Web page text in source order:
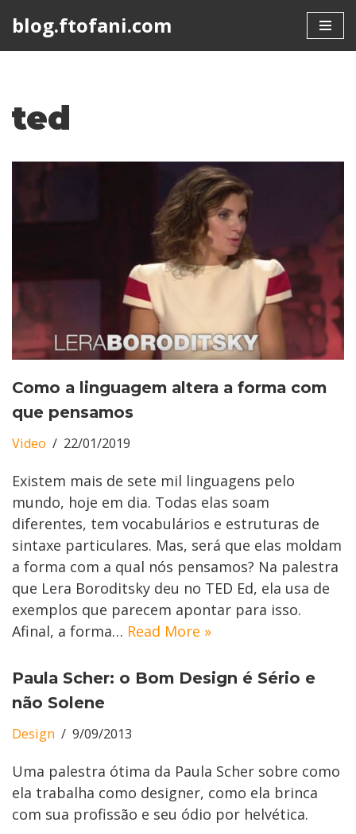
blog.ftofani.com
ted
Como a linguagem altera a forma com
que pensamos
Video 22/01/2019
Existem mais de sete mil linguagens pelo
mundo, hoje em dia. Todas elas soam
diferentes, tem vocabulários e estruturas de
sintaxe particulares. Mas, será que elas moldam
a forma com a qual nós pensamos? Na palestra
que Lera Boroditsky deu no TED Ed, ela usa de
exemplos que parecem apontar para isso.
Afinal, a forma… Read More »
Paula Scher: o Bom Design é Sério e
não Solene
Design 9/09/2013
Uma palestra ótima da Paula Scher sobre como
ela trabalha como designer, como ela brinca
com sua profissão e seu ódio por helvética.